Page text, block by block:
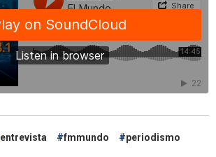
entrevista fmmundo
periodismo